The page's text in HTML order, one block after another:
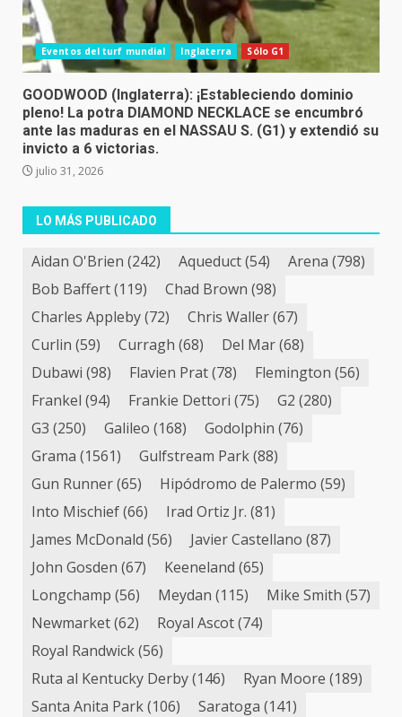
Eventos del turf mundial Inglaterra Sólo G1
GOODWOOD (Inglaterra): ¡Estableciendo dominio
pleno! La potra DIAMOND NECKLACE se encumbró
ante las maduras en el NASSAU S. (G1) y extendió su
invicto a 6 victorias.
julio 31, 2026
LO MÁS PUBLICADO
Aidan O'Brien (242) Aqueduct(54) Arena (798)
Bob Baffert(119) Chad Brown (98)
Charles Appleby(72) Chris Waller(67)
Curlin (59) Curragh (68) Del Mar(68)
Dubawi (98) Flavien Prat(78) Flemington (56)
Frankel (94) Frankie Dettori (75) G2 (280)
G3 (250) Galileo (168) Godolphin (76)
Grama (1561) Gulfstream Park(88)
Gun Runner(65) Hipódromo de Palermo (59)
Into Mischief(66) Irad Ortiz Jr. (81)
James McDonald (56) Javier Castellano (87)
John Gosden (67) Keeneland (65)
Longchamp (56) Meydan (115) Mike Smith (57)
Newmarket(62) Royal Ascot(74)
Royal Randwick(56)
Ruta al Kentucky Derby(146) Ryan Moore (189)
Santa Anita Park(106) Saratoga (141)